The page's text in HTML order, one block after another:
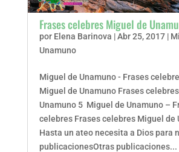
Frases celebres Miguel de
por Elena Barinova |Abr 25, 2017|
Unamuno
Miguel de Unamuno - Frases
Miguel de Unamuno Frases
Unamuno 5 Miguel de Unamuno –
celebres Frases celebres Miguel de
Hasta un ateo necesita a Dios para
publicacionesOtras publicaciones...